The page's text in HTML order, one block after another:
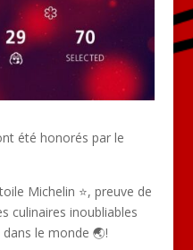
été honorés par le
Michelin ⭐, preuve de
culinaires inoubliables
le monde 🌏!